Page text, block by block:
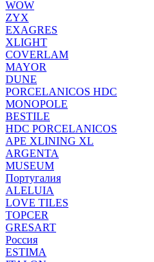
WOW
ZYX
EXAGRES
XLIGHT
COVERLAM
MAYOR
DUNE
PORCELANICOS HDC
MONOPOLE
BESTILE
HDC PORCELANICOS
APE XLINING XL
ARGENTA
MUSEUM
Португалия
ALELUIA
LOVE TILES
TOPCER
GRESART
Россия
ESTIMA